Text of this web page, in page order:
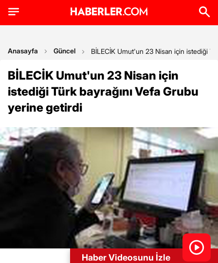
Anasayfa Güncel BİLECİK Umut'un 23 Nisan için istediği
BİLECİK Umut'un 23 Nisan için
istediği Türk bayrağını Vefa Grubu
yerine getirdi
Haber Videosunu İzle